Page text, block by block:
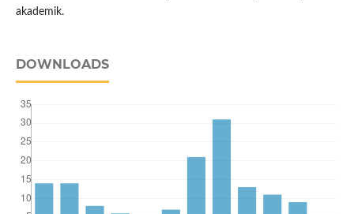
akademik.
DOWNLOADS